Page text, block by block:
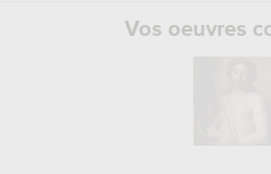
Vos oeuvres